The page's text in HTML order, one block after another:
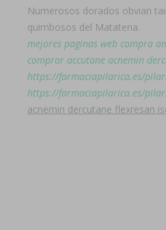
Numerosos dorados obvian
quimbosos del Matatena.
mejores paginas web compra
comprar accutane acnemin
https://farmaciapilarica.es/
https://farmaciapilarica.es/
acnemin dercutane flexresan